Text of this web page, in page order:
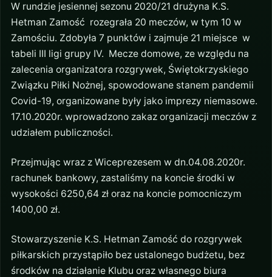
W rundzie jesiennej sezonu 2020/21 drużyna K.S.
Hetman Zamość rozegrała 20 meczów, w tym 10 w
Zamościu. Zdobyła 7 punktów i zajmuje 21 miejsce w
tabeli III ligi grupy IV. Mecze domowe, ze względu na
zalecenia organizatora rozgrywek, Świętokrzyskiego
Związku Piłki Nożnej, spowodowane stanem pandemii
Covid-19, organizowane były jako imprezy niemasowe.
17.10.2020r. wprowadzono zakaz organizacji meczów z
udziałem publiczności.
Przejmując wraz z Wiceprezesem w dn.04.08.2020r.
rachunek bankowy, zastaliśmy na koncie środki w
wysokości 6250,64 zł oraz na koncie pomocniczym
1400,00 zł.
Stowarzyszenie K.S. Hetman Zamość do rozgrywek
piłkarskich przystąpiło bez ustalonego budżetu, bez
środków na działanie Klubu oraz własnego biura